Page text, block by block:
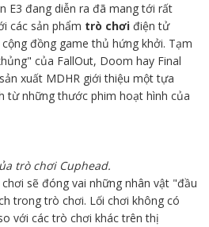
E3 đang diễn ra đã mang tới rất
các sản phẩm trò chơi điện tử
đồng game thủ hứng khởi. Tạm
của FallOut, Doom hay Final
xuất MDHR giới thiệu một tựa
từ những thước phim hoạt hình của
trò chơi Cuphead.
sẽ đóng vai những nhân vật "đầu
trong trò chơi. Lối chơi không có
với các trò chơi khác trên thị